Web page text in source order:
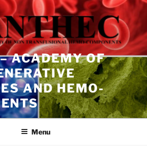
ACADEMY OF
AND HEMO-
Menu